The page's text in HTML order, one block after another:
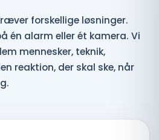
forskellige løsninger.
én alarm eller ét kamera. Vi
mennesker, teknik,
reaktion, der skal ske, når